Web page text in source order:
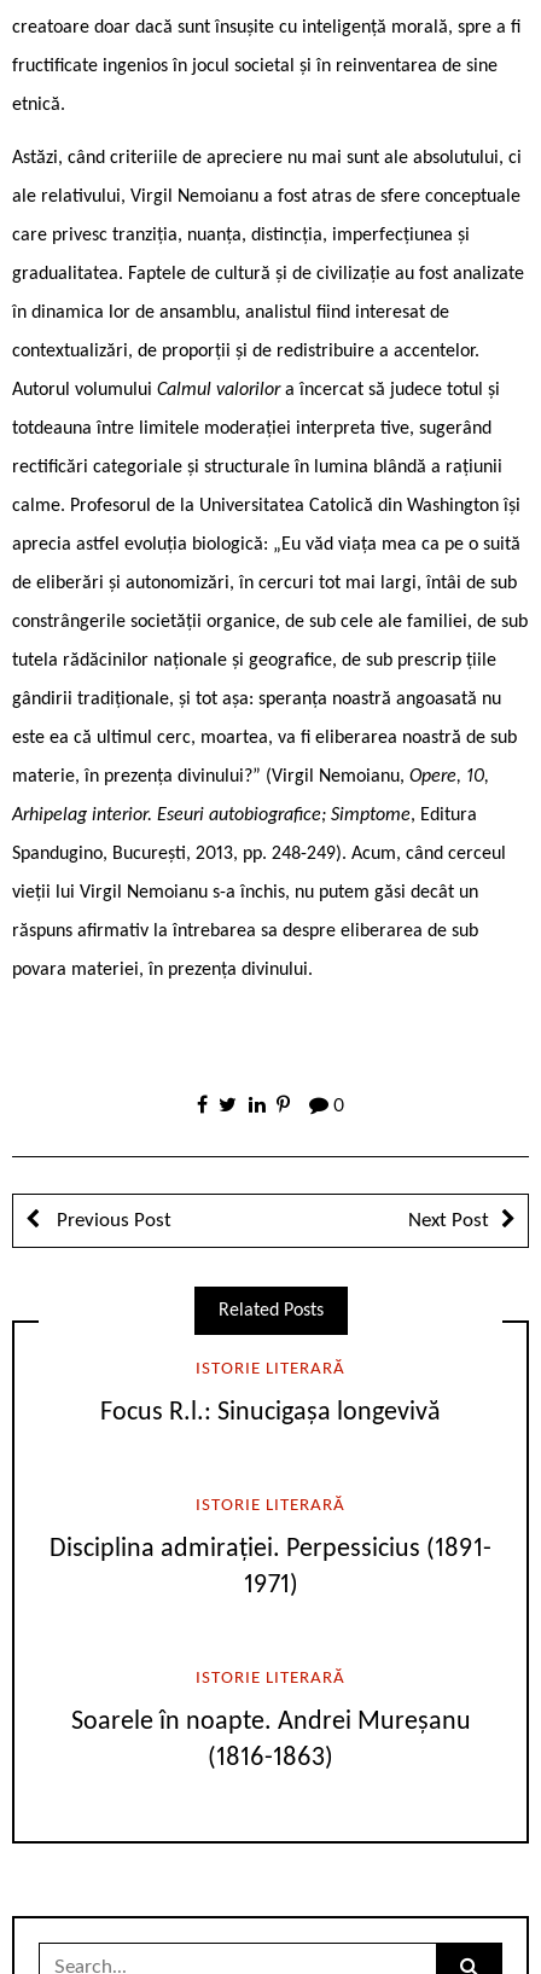
creatoare doar dacă sunt însușite cu inteligență morală, spre a fi
fructificate ingenios în jocul societal și în reinventarea de sine
etnică.
Astăzi, când criteriile de apreciere nu mai sunt ale absolutului, ci
ale relativului, Virgil Nemoianu a fost atras de sfere conceptuale
care privesc tranziția, nuanța, distincția, imperfecțiunea și
gradualitatea. Faptele de cultură și de civilizație au fost analizate
în dinamica lor de ansamblu, analistul fiind interesat de
contextualizări, de proporții și de redistribuire a accentelor.
Autorul volumului Calmul valorilora încercat să judece totul și
totdeauna între limitele moderației interpreta ­tive, sugerând
rectificări categoriale și structurale în lumina blândă a rațiunii
calme. Profesorul de la Universitatea Catolică din Washington își
aprecia astfel evoluția biologică: „Eu văd viața mea ca pe o suită
de eliberări și autonomizări, în cercuri tot mai largi, întâi de sub
constrângerile societății organice, de sub cele ale familiei, de sub
tutela rădăcinilor naționale și geografice, de sub prescrip ­țiile
gândirii tradiționale, și tot așa: speranța noastră angoasată nu
este ea că ultimul cerc, moartea, va fi eliberarea noastră de sub
materie, în prezența divinului?” (Virgil Nemoianu, Opere, 10,
Arhipelag interior. Eseuri autobiografice; Simptome, Editura
Spandugino, București, 2013, pp. 248-249). Acum, când cerceul
vieții lui Virgil Nemoianu s-a închis, nu putem găsi decât un
răspuns afirmativ la întrebarea sa despre eliberarea de sub
povara materiei, în prezența divinului.
0
Previous Post Next Post
Related Posts
ISTORIE LITERARĂ
Focus R.l.: Sinucigașa longevivă
ISTORIE LITERARĂ
Disciplina admirației. Perpessicius (1891-
1971)
ISTORIE LITERARĂ
Soarele în noapte. Andrei Mureșanu
(1816-1863)
Search